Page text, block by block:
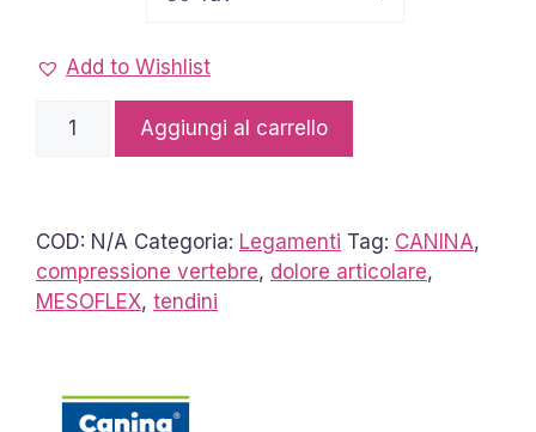
Add to Wishlist
Senior
Aggiungi al carrello
COD: N/A Categoria: Legamenti Tag: CANINA,
compressione vertebre, dolore articolare,
MESOFLEX, tendini